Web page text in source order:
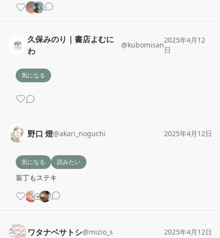
久保みのり｜書店よむに
わ
@kubomisan
2025年4月12
日
気になる
野口 燈@akari_noguchi 2025年4月12日
気になる 読みたい
装丁もステキ
ワタナベサトシ@mizio_s 2025年4月12日